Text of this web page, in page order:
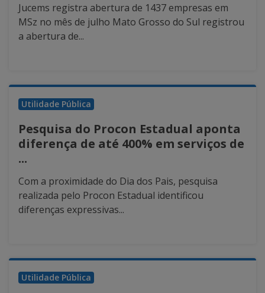
Jucems registra abertura de 1437 empresas em
MSz no mês de julho Mato Grosso do Sul registrou
a abertura de...
Utilidade Pública
Pesquisa do Procon Estadual aponta
diferença de até 400% em serviços de
...
Com a proximidade do Dia dos Pais, pesquisa
realizada pelo Procon Estadual identificou
diferenças expressivas...
Utilidade Pública